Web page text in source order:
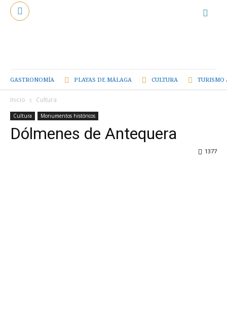
GASTRONOMÍA PLAYAS DE MÁLAGA CULTURA TURISMO
Inicio Cultura
Cultura Monumentos históricos
Dólmenes de Antequera
1377